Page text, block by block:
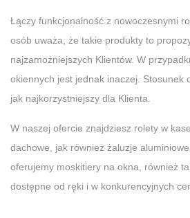
Łączy funkcjonalność z nowoczesnymi
osób uważa, że takie produkty to
najzamożniejszych Klientów. W
okiennych jest jednak inaczej. Stosunek
jak najkorzystniejszy dla Klienta.
W naszej ofercie znajdziesz rolety w
dachowe, jak również żaluzje
oferujemy moskitiery na okna, również
dostępne od ręki i w konkurencyjnych